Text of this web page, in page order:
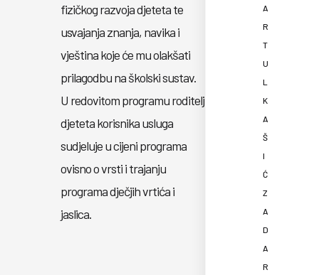
fizičkog razvoja djeteta te
usvajanja znanja, navika i
vještina koje će mu olakšati
prilagodbu na školski sustav.
U redovitom programu roditelj
djeteta korisnika usluga
sudjeluje u cijeni programa
ovisno o vrsti i trajanju
programa dječjih vrtića i
jaslica.
A
R
T
U
L
K
A
Š
I
Ć
Z
A
D
A
R